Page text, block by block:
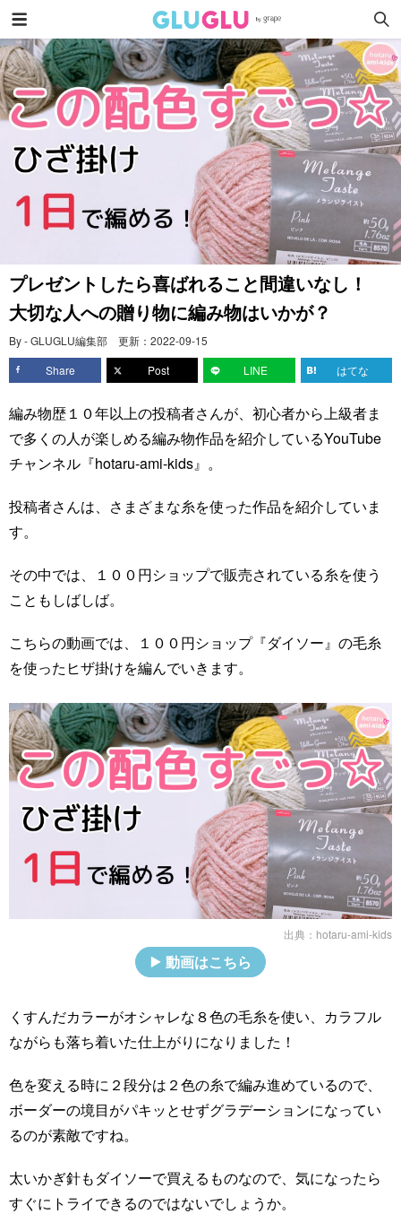
プレゼントしたら喜ばれること間違いなし！
大切な人への贈り物に編み物はいかが？
By - GLUGLU編集部 更新： 2022-09-15
Share
Post LINE はてな
編み物歴１０年以上の投稿者さんが、初心者から上級者ま
で多くの人が楽しめる編み物作品を紹介しているYouTube
チャンネル『hotaru-ami-kids』。
投稿者さんは、さまざまな糸を使った作品を紹介していま
す。
その中では、１００円ショップで販売されている糸を使う
こともしばしば。
こちらの動画では、１００円ショップ『ダイソー』の毛糸
を使ったヒザ掛けを編んでいきます。
出典： hotaru-ami-kids
動画はこちら
くすんだカラーがオシャレな８色の毛糸を使い、カラフル
ながらも落ち着いた仕上がりになりました！
色を変える時に２段分は２色の糸で編み進めているので、
ボーダーの境目がパキッとせずグラデーションになってい
るのが素敵ですね。
太いかぎ針もダイソーで買えるものなので、気になったら
すぐにトライできるのではないでしょうか。